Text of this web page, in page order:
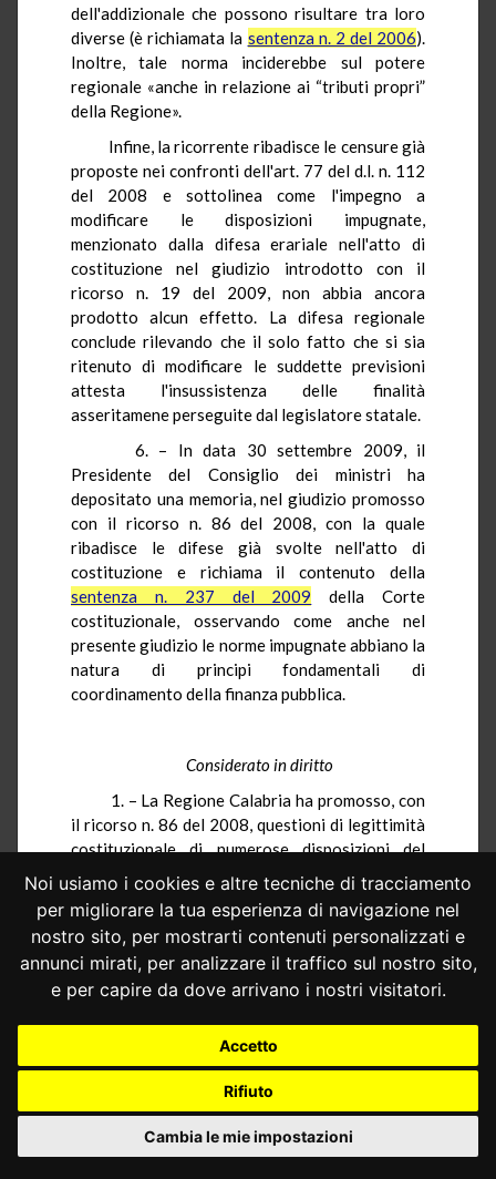
Noi usiamo i cookies e altre tecniche di tracciamento
per migliorare la tua esperienza di navigazione nel
nostro sito, per mostrarti contenuti personalizzati e
annunci mirati, per analizzare il traffico sul nostro sito,
e per capire da dove arrivano i nostri visitatori.
Accetto
Rifiuto
Cambia le mie impostazioni
dell'addizionale che possono risultare tra loro
diverse (è richiamata la sentenza n. 2 del 2006).
Inoltre, tale norma inciderebbe sul potere
regionale «anche in relazione ai “tributi propri”
della Regione».
Infine, la ricorrente ribadisce le censure già
proposte nei confronti dell'art. 77 del d.l. n. 112
del 2008 e sottolinea come l'impegno a
modificare le disposizioni impugnate,
menzionato dalla difesa erariale nell'atto di
costituzione nel giudizio introdotto con il
ricorso n. 19 del 2009, non abbia ancora
prodotto alcun effetto. La difesa regionale
conclude rilevando che il solo fatto che si sia
ritenuto di modificare le suddette previsioni
attesta l'insussistenza delle finalità
asseritamene perseguite dal legislatore statale.
6. – In data 30 settembre 2009, il
Presidente del Consiglio dei ministri ha
depositato una memoria, nel giudizio promosso
con il ricorso n. 86 del 2008, con la quale
ribadisce le difese già svolte nell'atto di
costituzione e richiama il contenuto della
sentenza n. 237 del 2009 della Corte
costituzionale, osservando come anche nel
presente giudizio le norme impugnate abbiano la
natura di principi fondamentali di
coordinamento della finanza pubblica.
Considerato in diritto
1. – La Regione Calabria ha promosso, con
il ricorso n. 86 del 2008, questioni di legittimità
costituzionale di numerose disposizioni del
decreto-legge 25 giugno 2008, n. 112
(Disposizioni urgenti per lo sviluppo economico,
la semplificazione, la competitività, la
stabilizzazione della finanza pubblica e la
perequazione tributaria), convertito in legge,
con modificazioni, dall'art. 1, comma 1, della
Riservata a separate pronunce la decisione
contenute nel d.l. n. 112 del 2008, vengono in
esame in questa sede le questioni relative agli
artt. 77 e 77-ter, promosse per violazione degli